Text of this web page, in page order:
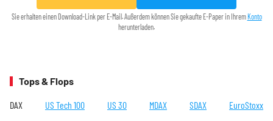
Sie erhalten einen Download-Link per E-Mail. Außerdem können Sie gekaufte E-Paper in IhremKonto
herunterladen.
Tops & Flops
DAX US Tech 100 US 30 MDAX SDAX EuroStoxx